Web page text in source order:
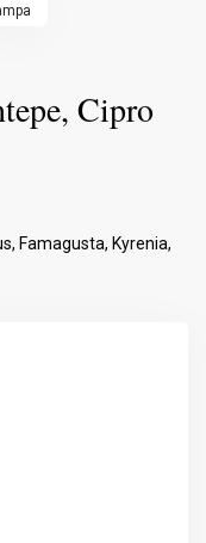
Cipro
Famagusta, Kyrenia,